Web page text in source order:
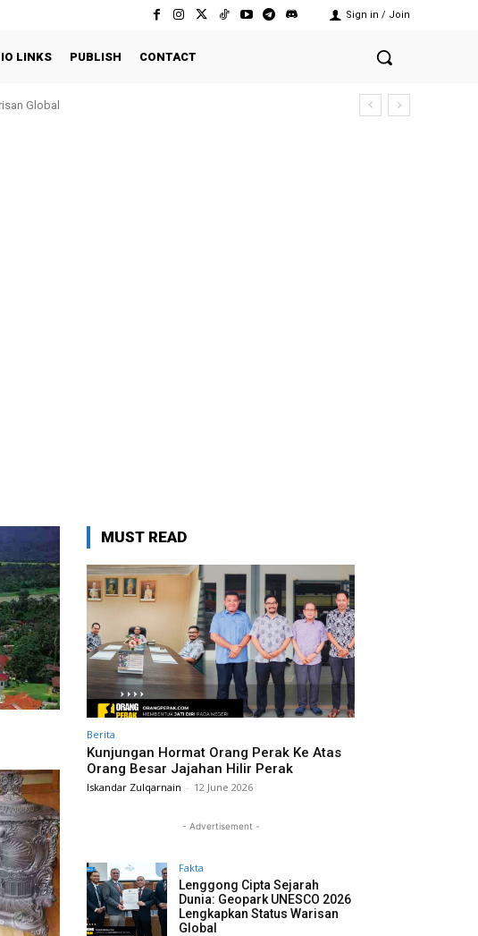
Sign in / Join
LINKS PUBLISH CONTACT
Global
MUST READ
Berita
Kunjungan Hormat Orang Perak Ke Atas
Orang Besar Jajahan Hilir Perak
Iskandar Zulqarnain - 12 June 2026
- Advertisement -
Fakta
Lenggong Cipta Sejarah
Dunia: Geopark UNESCO 2026
Lengkapkan Status Warisan
Global